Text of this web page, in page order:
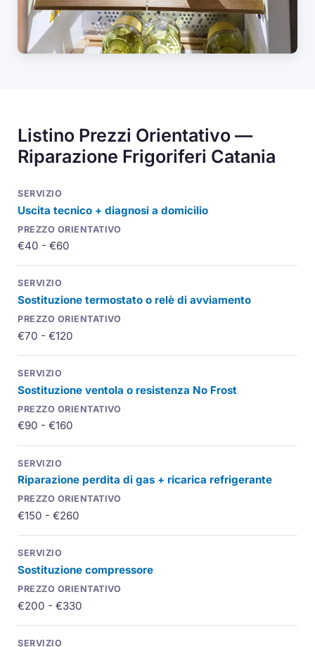
Listino Prezzi Orientativo —
Riparazione Frigoriferi Catania
Uscita tecnico + diagnosi a domicilio
€40 - €60
Sostituzione termostato o relè di avviamento
€70 - €120
Sostituzione ventola o resistenza No Frost
€90 - €160
Riparazione perdita di gas + ricarica refrigerante
€150 - €260
Sostituzione compressore
€200 - €330